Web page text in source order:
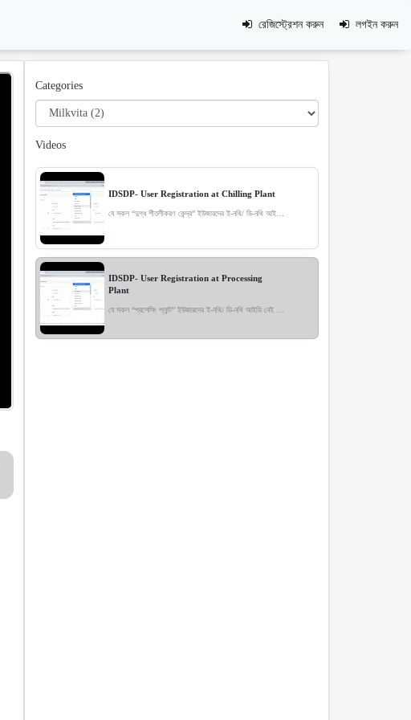
রেজিস্ট্রেশন করুন লগইন করুন
Categories
Videos
IDSDP- User Registration at Chilling Plant
যে সকল “দুগ্ধ শীতলীকরণ কেন্দ্র” ইউজারদের ই-নথি/ ডি-নথি আইডি নেই তারা সহজেই এই ভিডিও দেখে নিজেদের আইডি রেজিষ্ট্রেশন করতে পারবেন। রেজিষ্ট্রেশন ফর্মে চাওয়া সকল তথ্যগুলো সঠিকভাবে প্রদান করে ফর্মটি জমা দিলে, নির্দিষ্ট সময় পর টেম্পোরারি আইডি ও পাসওয়ার্ড প্রদানকৃত ই-মেইলের মাধ্যমে পাঠানো হবে। যা ব্যবহার করে আপনি আপনার আইডি লগ-ইন করতে পারবেন।
IDSDP- User Registration at Processing
Plant